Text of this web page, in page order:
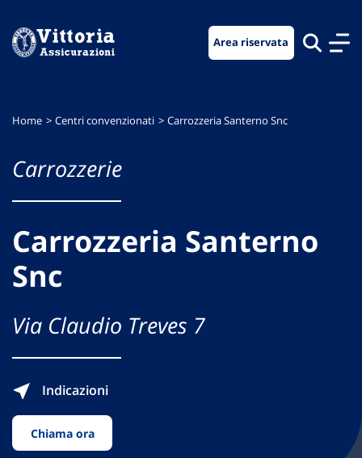
menu
contenuto
footer
Area riservata
Home Centri convenzionati Carrozzeria Santerno Snc
Carrozzerie
Carrozzeria Santerno
Snc
Via Claudio Treves 7
Indicazioni
Chiama ora